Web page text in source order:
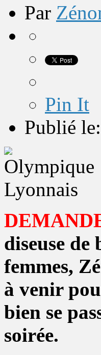
Par
Pin It
Publié
diseuse
femmes,
à venir
bien se
soirée.